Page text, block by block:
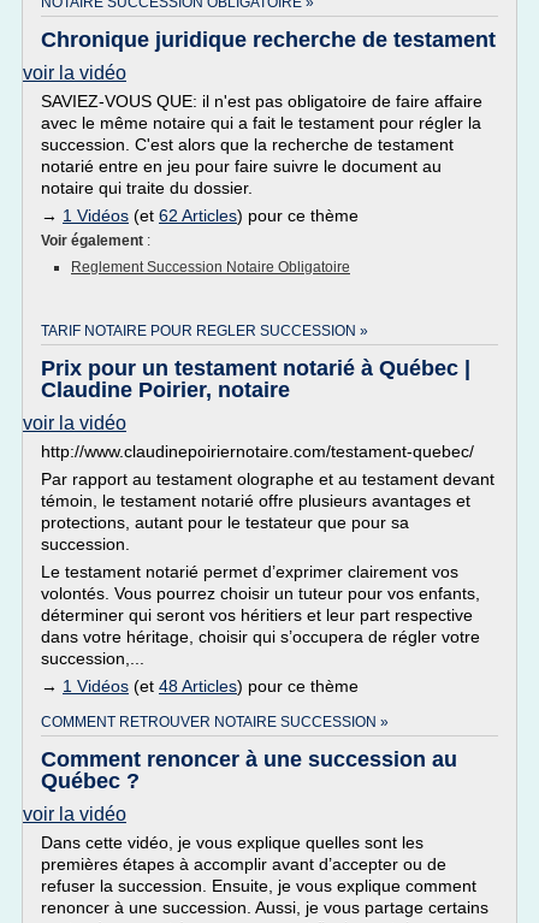
Chronique juridique recherche de testament
voir la vidéo
SAVIEZ-VOUS QUE: il n'est pas obligatoire de faire affaire
avec le même notaire qui a fait le testament pour régler la
succession. C'est alors que la recherche de testament
notarié entre en jeu pour faire suivre le document au
notaire qui traite du dossier.
→ 1 Vidéos (et 62 Articles) pour ce thème
Voir également :
Reglement Succession Notaire Obligatoire
TARIF NOTAIRE POUR REGLER SUCCESSION »
Prix pour un testament notarié à Québec |
Claudine Poirier, notaire
voir la vidéo
http://www.claudinepoiriernotaire.com/testament-quebec/
Par rapport au testament olographe et au testament devant
témoin, le testament notarié offre plusieurs avantages et
protections, autant pour le testateur que pour sa
succession.
Le testament notarié permet d’exprimer clairement vos
volontés. Vous pourrez choisir un tuteur pour vos enfants,
déterminer qui seront vos héritiers et leur part respective
dans votre héritage, choisir qui s’occupera de régler votre
succession,...
→ 1 Vidéos (et 48 Articles) pour ce thème
COMMENT RETROUVER NOTAIRE SUCCESSION »
Comment renoncer à une succession au
Québec ?
voir la vidéo
Dans cette vidéo, je vous explique quelles sont les
premières étapes à accomplir avant d’accepter ou de
refuser la succession. Ensuite, je vous explique comment
renoncer à une succession. Aussi, je vous partage certains